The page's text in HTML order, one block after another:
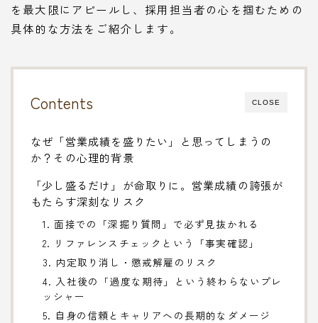
を最大限にアピールし、採用担当者の心を掴むための
具体的な方法をご紹介します。
CLOSE
Contents
なぜ「営業成績を盛りたい」と思ってしまうの
か？その心理的背景
「少し盛るだけ」が命取りに。営業成績の誇張が
もたらす深刻なリスク
1. 面接での「深掘り質問」で必ず見抜かれる
2. リファレンスチェックという「事実確認」
3. 内定取り消し・懲戒解雇のリスク
4. 入社後の「過度な期待」という終わらないプレ
ッシャー
5. 自身の信頼とキャリアへの長期的なダメージ